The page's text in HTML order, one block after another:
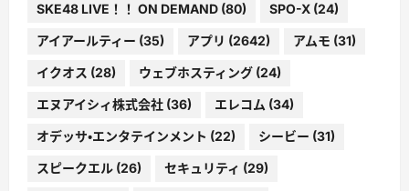
SKE48 LIVE！！ ON DEMAND (80) SPO-X (24)
アイアールティー (35) アプリ (2642) アムモ (31)
イクオス (28) ウェブホスティング (24)
エヌアイシィ株式会社 (36) エレコム (34)
オデッサ・エンタテインメント (22) シービー (31)
スピークエル (26) セキュリティ (29)